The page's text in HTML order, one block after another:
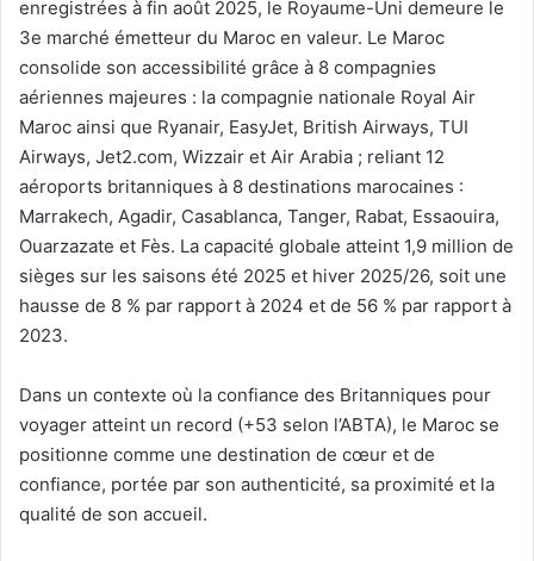
enregistrées à fin août 2025, le Royaume-Uni demeure le
3e marché émetteur du Maroc en valeur. Le Maroc
consolide son accessibilité grâce à 8 compagnies
aériennes majeures : la compagnie nationale Royal Air
Maroc ainsi que Ryanair, EasyJet, British Airways, TUI
Airways, Jet2.com, Wizzair et Air Arabia ; reliant 12
aéroports britanniques à 8 destinations marocaines :
Marrakech, Agadir, Casablanca, Tanger, Rabat, Essaouira,
Ouarzazate et Fès. La capacité globale atteint 1,9 million de
sièges sur les saisons été 2025 et hiver 2025/26, soit une
hausse de 8 % par rapport à 2024 et de 56 % par rapport à
2023.
Dans un contexte où la confiance des Britanniques pour
voyager atteint un record (+53 selon l’ABTA), le Maroc se
positionne comme une destination de cœur et de
confiance, portée par son authenticité, sa proximité et la
qualité de son accueil.